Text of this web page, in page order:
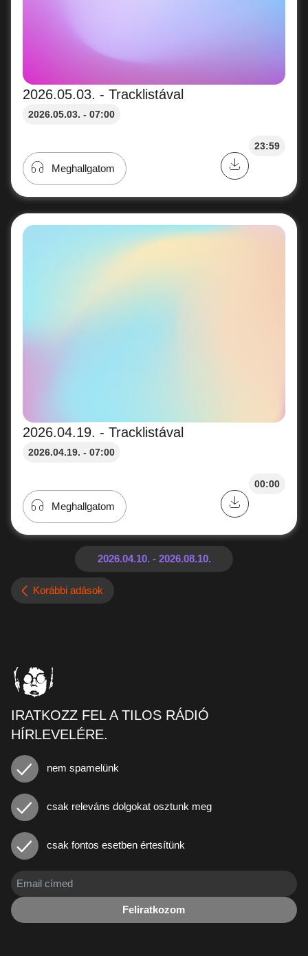
2026.05.03. - Tracklistával
2026.05.03. - 07:00
23:59
Meghallgatom
2026.04.19. - Tracklistával
2026.04.19. - 07:00
00:00
Meghallgatom
Korábbi adások
IRATKOZZ FEL A TILOS RÁDIÓ
HÍRLEVELÉRE.
nem spamelünk
csak releváns dolgokat osztunk meg
csak fontos esetben értesítünk
Feliratkozom